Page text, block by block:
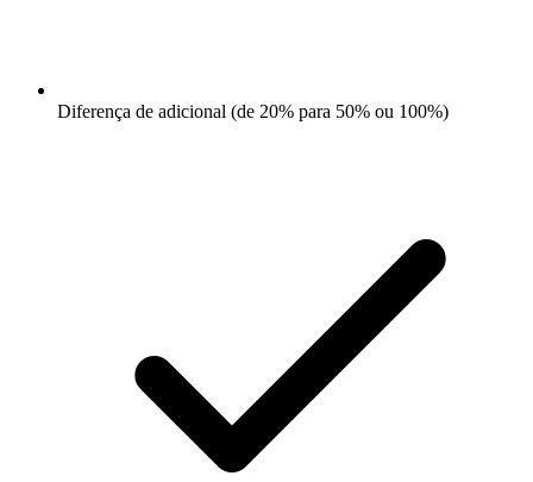
Diferença de adicional (de 20% para 50% ou 100%)